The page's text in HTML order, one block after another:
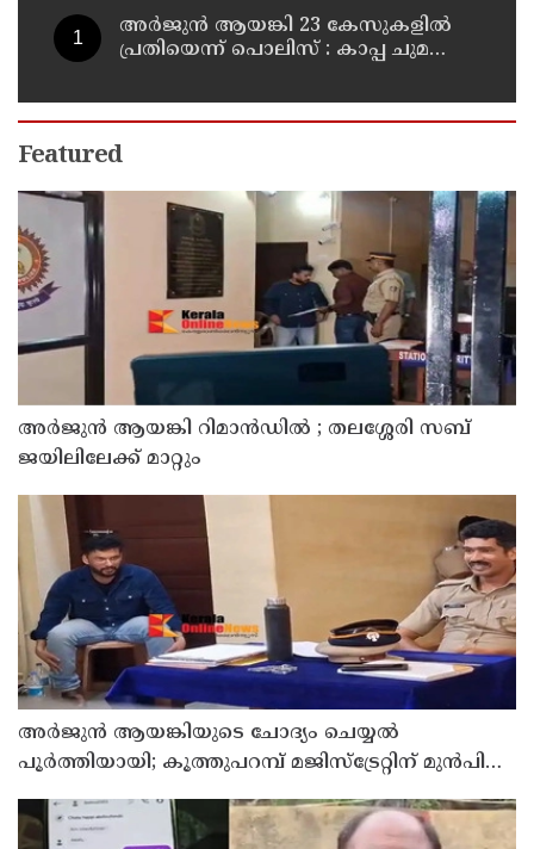
അര്‍ജുന്‍ ആയങ്കി 23 കേസുകളില്‍
പ്രതിയെന്ന് പൊലിസ് : കാപ്പ ചുമത്തി
Featured
അര്‍ജുന്‍ ആയങ്കി റിമാന്‍ഡില്‍ ; തലശ്ശേരി സബ്
ജയിലിലേക്ക് മാറ്റും
അര്‍ജുന്‍ ആയങ്കിയുടെ ചോദ്യം ചെയ്യല്‍
പൂര്‍ത്തിയായി; കൂത്തുപറമ്പ് മജിസ്ട്രേറ്റിന് മുൻപില്‍